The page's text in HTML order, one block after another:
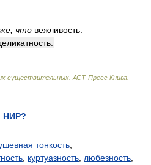
что вежливость.
существительных. АСТ-Пресс Книга
НИР?
тонкость
куртуазность любезность